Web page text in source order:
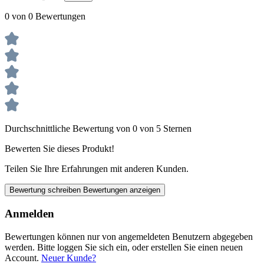
0 von 0 Bewertungen
Durchschnittliche Bewertung von 0 von 5 Sternen
Bewerten Sie dieses Produkt!
Teilen Sie Ihre Erfahrungen mit anderen Kunden.
Bewertung schreiben Bewertungen anzeigen
Anmelden
Bewertungen können nur von angemeldeten Benutzern abgegeben
werden. Bitte loggen Sie sich ein, oder erstellen Sie einen neuen
Account. Neuer Kunde?